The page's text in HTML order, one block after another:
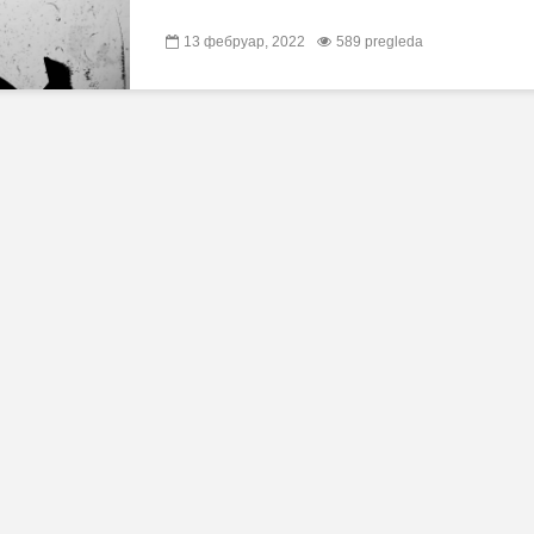
13 фебруар, 2022 589 pregleda